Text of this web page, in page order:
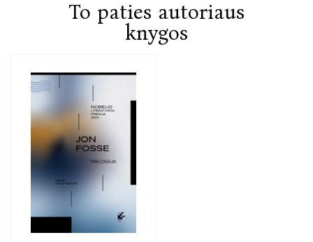
To paties autoriaus
knygos